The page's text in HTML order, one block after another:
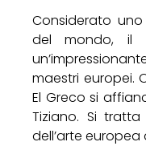
Considerato
del mondo, il
maestri europei.
El Greco si
Tiziano. Si
dell’arte europea